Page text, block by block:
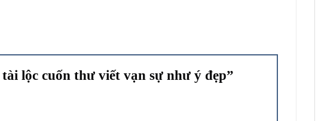
lộc cuốn thư viết vạn sự như ý đẹp”